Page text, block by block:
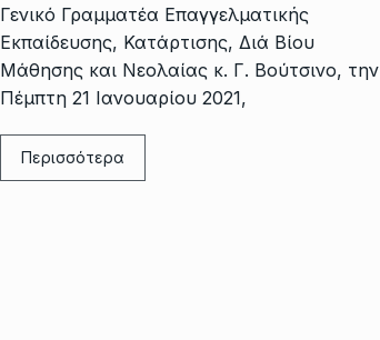
Γενικό Γραμματέα Επαγγελματικής
Εκπαίδευσης, Κατάρτισης, Διά Βίου
Μάθησης και Νεολαίας κ. Γ. Βούτσινο, την
Πέμπτη 21 Ιανουαρίου 2021,
Περισσότερα